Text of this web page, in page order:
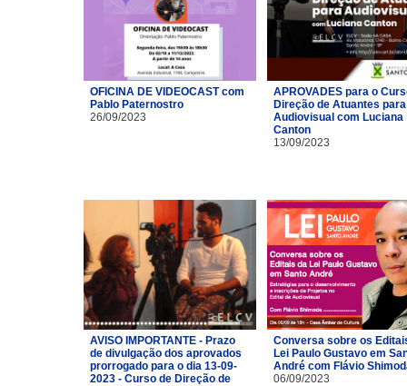
OFICINA DE VIDEOCAST com
Pablo Paternostro
26/09/2023
APROVADES para o
Direção de Atuantes para
Audiovisual com Luciana
Canton
13/09/2023
AVISO IMPORTANTE - Prazo
de divulgação dos aprovados
prorrogado para o dia 13-09-
2023 - Curso de Direção de
Conversa sobre os
Lei Paulo Gustavo em
André com Flávio
06/09/2023